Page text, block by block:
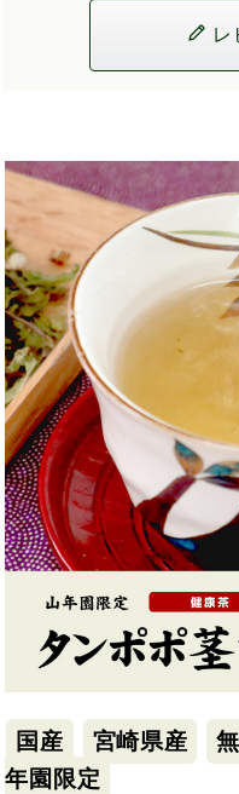
レ
国産 宮崎県産
年園限定